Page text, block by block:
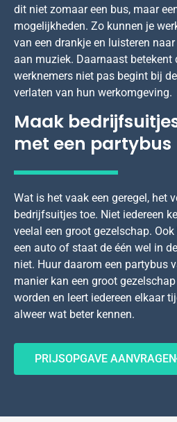
dit niet zomaar een bus, maar
mogelijkheden. Zo kunnen je
van een drankje en luisteren
aan muziek. Daarnaast
werknemers niet pas begint bij
verlaten van hun werkomgeving.
Maak
met een partybus
Wat is het vaak een geregel, het
bedrijfsuitjes toe. Niet iedereen
veelal een groot gezelschap.
een auto of staat de één wel in
niet. Huur daarom een partybus
manier kan een groot
worden en leert iedereen elkaar
alweer wat beter kennen.
PRIJSOPGAVE AANVRAGEN